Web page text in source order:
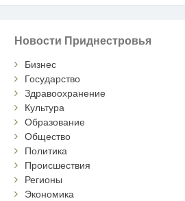
Новости Приднестровья
Бизнес
Государство
Здравоохранение
Культура
Образование
Общество
Политика
Происшествия
Регионы
Экономика